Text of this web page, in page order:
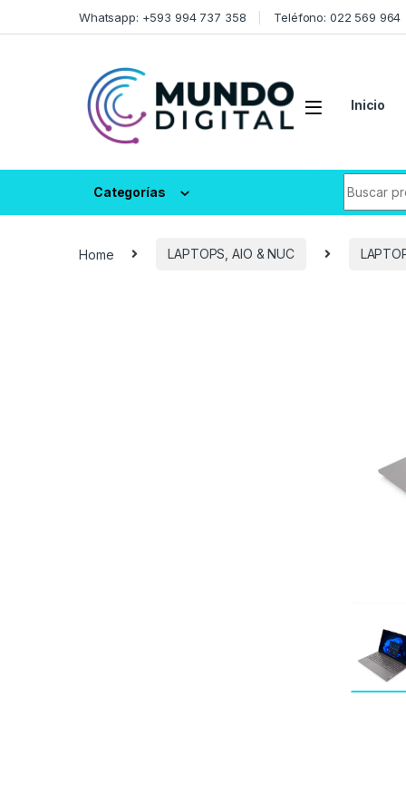
Whatsapp: +593 994 737 358 Teléfono: 022 569 964
Inicio
Categorías
Home LAPTOPS, AIO & NUC